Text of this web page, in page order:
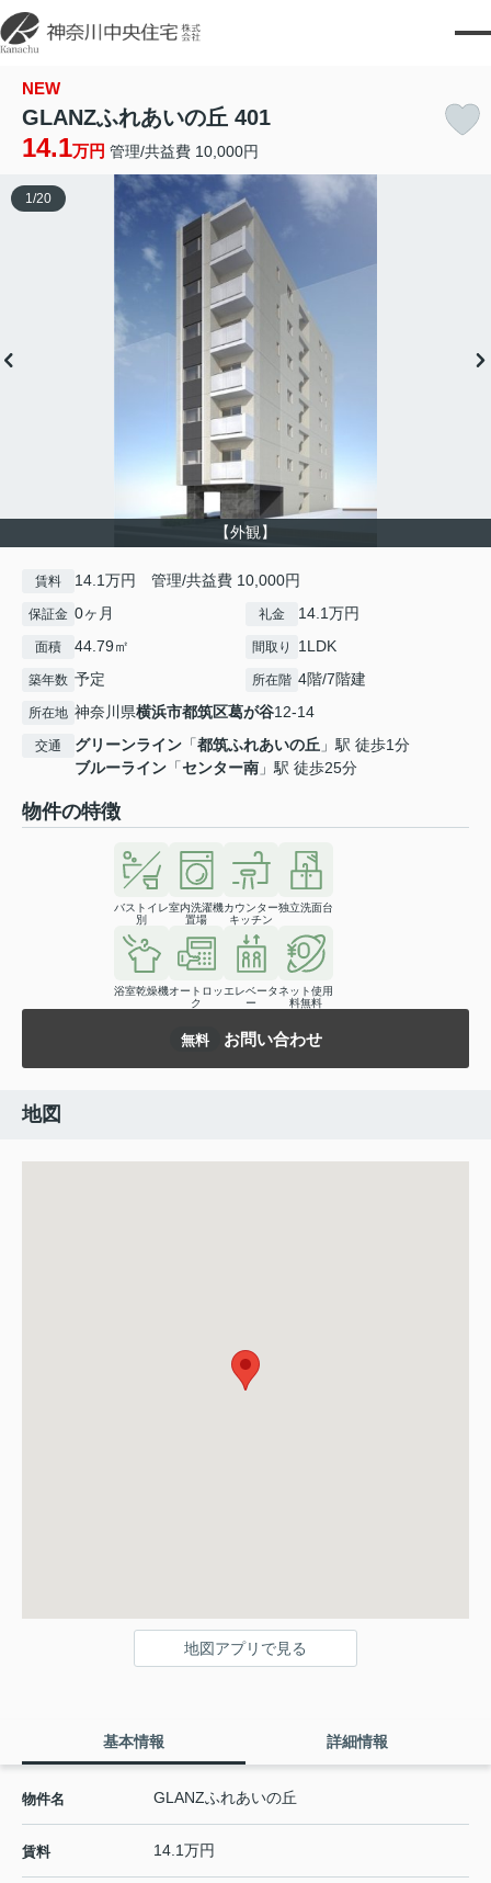
NEW
GLANZふれあいの丘 401
14.1万円 管理/共益費 10,000円
【外観】
1 /20
賃料 14.1万円 管理/共益費 10,000円
保証金 0ヶ月 礼金 14.1万円
面積 44.79㎡ 間取り 1LDK
築年数 予定 所在階 4階/7階建
所在地 神奈川県横浜市都筑区葛が谷12-14
交通 グリーンライン 「都筑ふれあいの丘 」駅 徒歩1分
ブルーライン 「センター南 」駅 徒歩25分
物件の特徴
バストイレ
別
室内洗濯機
置場
カウンター
キッチン
独立洗面台
浴室乾燥機オートロッ
ク
エレベータ
ー
ネット使用
料無料
無料 お問い合わせ
地図
地図アプリで見る
基本情報 詳細情報
物件名 GLANZふれあいの丘
賃料 14.1万円